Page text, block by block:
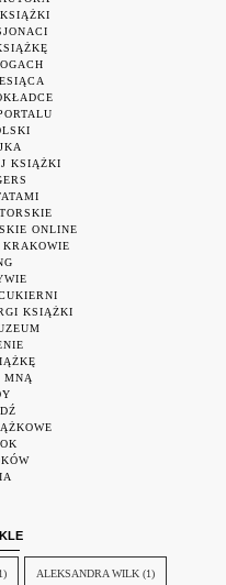
KSIĄŻKI
ONLINE
KSIĄŻKI
MNĄ
ALEKSANDRA WILK (1)